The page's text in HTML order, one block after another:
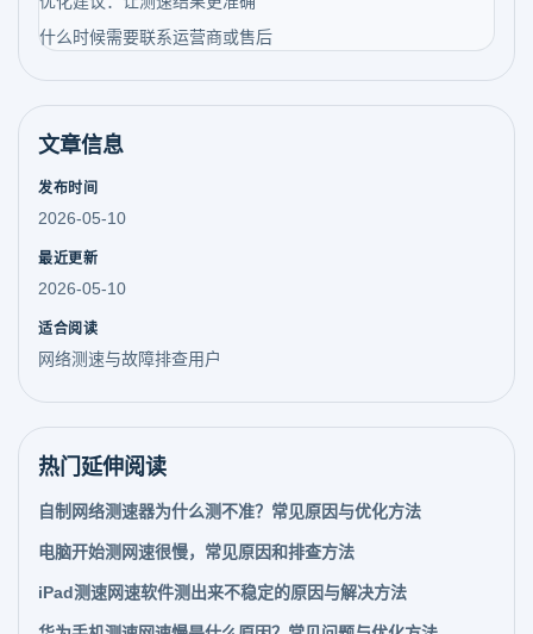
什么时候需要联系运营商或售后
文章信息
发布时间
2026-05-10
最近更新
2026-05-10
适合阅读
网络测速与故障排查用户
热门延伸阅读
自制网络测速器为什么测不准？常见原因与优化方法
电脑开始测网速很慢，常见原因和排查方法
iPad测速网速软件测出来不稳定的原因与解决方法